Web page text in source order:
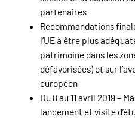
partenaires
Recommandations
l’UE à être plus
patrimoine dans les
défavorisées) et sur
européen
Du 8 au 11 avril 2019 –
lancement et visite